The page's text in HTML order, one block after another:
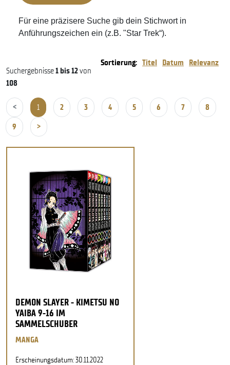
Für eine präzisere Suche gib dein Stichwort in
Anführungszeichen ein (z.B. "Star Trek“).
Sortierung: Titel Datum
Relevanz
Suchergebnisse1 bis 12von
108
< 1 2 3 4 5 6 7
8
9
>
DEMON SLAYER - KIMETSU NO
YAIBA 9-16 IM
SAMMELSCHUBER
MANGA
Erscheinungsdatum: 30.11.2022